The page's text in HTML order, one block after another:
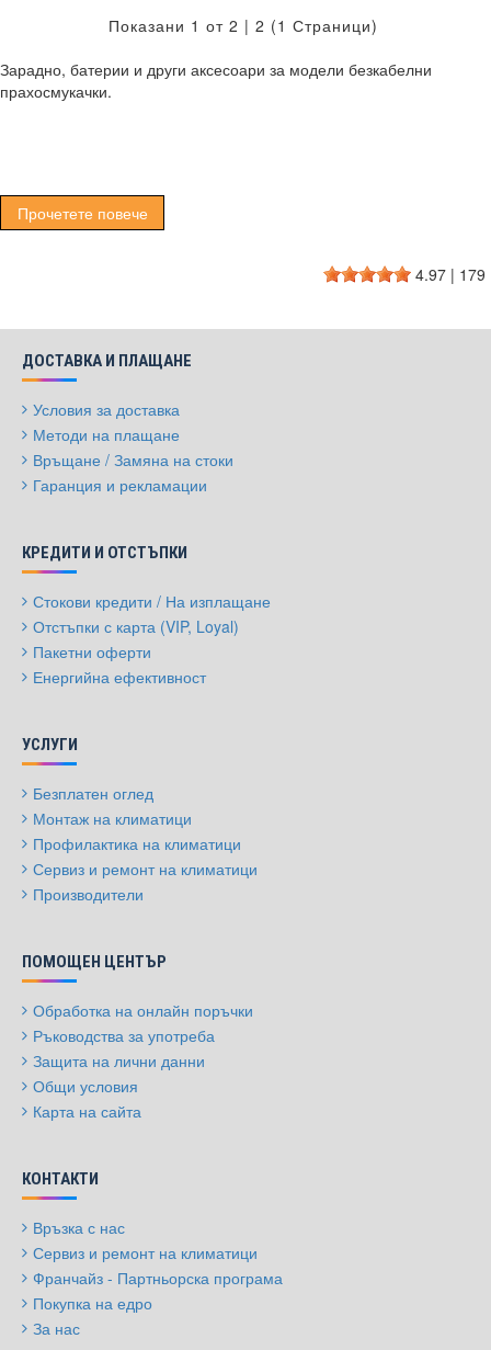
Зарадно, батерии и други аксесоари за модели безкабелни
прахосмукачки.
Прочетете повече
Показани 1 от 2 | 2 (1 Страници)
4.97 | 179
ДОСТАВКА И ПЛАЩАНЕ
Условия за доставка
Методи на плащане
Връщане / Замяна на стоки
Гаранция и рекламации
КРЕДИТИ И ОТСТЪПКИ
Стокови кредити / На изплащане
Отстъпки с карта (VIP, Loyal)
Пакетни оферти
Енергийна ефективност
УСЛУГИ
Безплатен оглед
Монтаж на климатици
Профилактика на климатици
Сервиз и ремонт на климатици
Производители
ПОМОЩЕН ЦЕНТЪР
Обработка на онлайн поръчки
Ръководства за употреба
Защита на лични данни
Общи условия
Карта на сайта
КОНТАКТИ
Връзка с нас
Сервиз и ремонт на климатици
Франчайз - Партньорска програма
Покупка на едро
За нас